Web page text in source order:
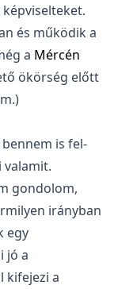
és működik a
a Mércén
ökörség előtt
is fel-
valamit.
gondolom,
irányban
egy
jó a
kifejezi a